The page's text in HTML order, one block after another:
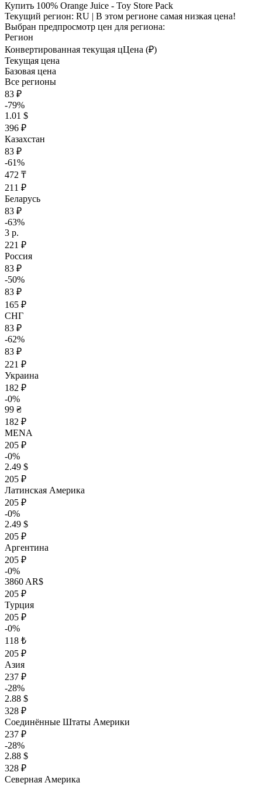
Купить 100% Orange Juice - Toy Store Pack
Текущий регион: RU | В этом регионе самая низкая цена!
Выбран предпросмотр цен для региона:
Регион
Конвертированная текущая цЦена (₽)
Текущая цена
Базовая цена
Все регионы
83 ₽
-79%
1.01 $
396 ₽
Казахстан
83 ₽
-61%
472 ₸
211 ₽
Беларусь
83 ₽
-63%
3 р.
221 ₽
Россия
83 ₽
-50%
83 ₽
165 ₽
СНГ
83 ₽
-62%
83 ₽
221 ₽
Украина
182 ₽
-0%
99 ₴
182 ₽
MENA
205 ₽
-0%
2.49 $
205 ₽
Латинская Америка
205 ₽
-0%
2.49 $
205 ₽
Аргентина
205 ₽
-0%
3860 AR$
205 ₽
Турция
205 ₽
-0%
118 ₺
205 ₽
Азия
237 ₽
-28%
2.88 $
328 ₽
Соединённые Штаты Америки
237 ₽
-28%
2.88 $
328 ₽
Северная Америка